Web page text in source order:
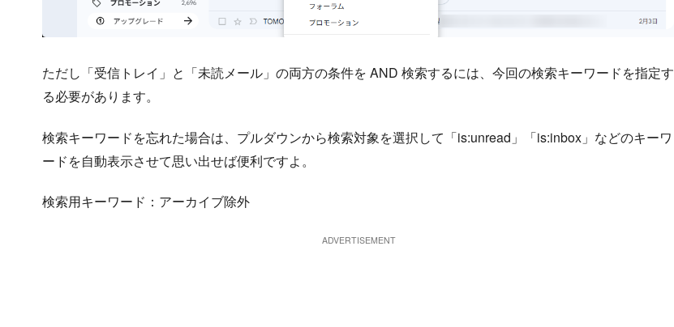
ただし「受信トレイ」と「未読メール」の両方の条件を AND 検索するには、今回の検索キーワードを指定す
る必要があります。
検索キーワードを忘れた場合は、プルダウンから検索対象を選択して「is:unread」「is:inbox」などのキーワ
ードを自動表示させて思い出せば便利ですよ。
検索用キーワード：アーカイブ除外